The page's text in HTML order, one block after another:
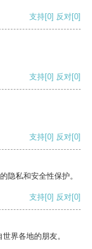
支持[0] 反对[0]
支持[0] 反对[0]
支持[0] 反对[0]
隐私和安全性保护。
支持[0] 反对[0]
界各地的朋友。